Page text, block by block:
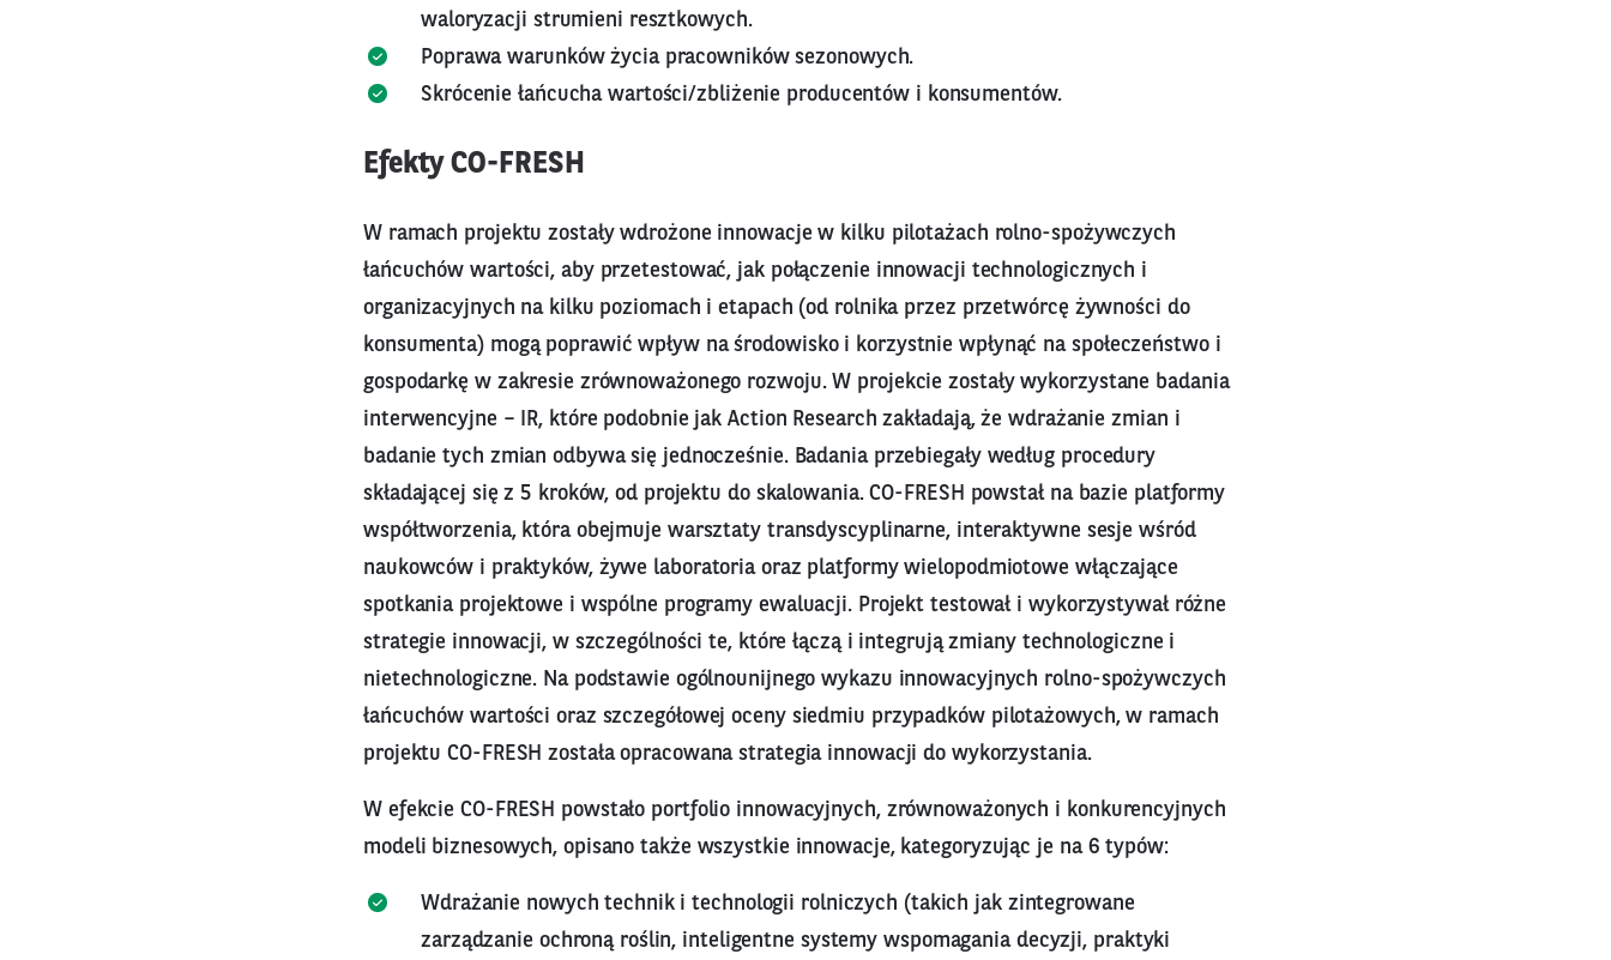
waloryzacji strumieni resztkowych.
Poprawa warunków życia pracowników sezonowych.
Skrócenie łańcucha wartości/zbliżenie producentów i konsumentów.
Efekty CO-FRESH
W ramach projektu zostały wdrożone innowacje w kilku pilotażach rolno-spożywczych
łańcuchów wartości, aby przetestować, jak połączenie innowacji technologicznych i
organizacyjnych na kilku poziomach i etapach (od rolnika przez przetwórcę żywności do
konsumenta) mogą poprawić wpływ na środowisko i korzystnie wpłynąć na społeczeństwo i
gospodarkę w zakresie zrównoważonego rozwoju. W projekcie zostały wykorzystane badania
interwencyjne – IR, które podobnie jak Action Research zakładają, że wdrażanie zmian i
badanie tych zmian odbywa się jednocześnie. Badania przebiegały według procedury
składającej się z 5 kroków, od projektu do skalowania. CO-FRESH powstał na bazie platformy
współtworzenia, która obejmuje warsztaty transdyscyplinarne, interaktywne sesje wśród
naukowców i praktyków, żywe laboratoria oraz platformy wielopodmiotowe włączające
spotkania projektowe i wspólne programy ewaluacji. Projekt testował i wykorzystywał różne
strategie innowacji, w szczególności te, które łączą i integrują zmiany technologiczne i
nietechnologiczne. Na podstawie ogólnounijnego wykazu innowacyjnych rolno-spożywczych
łańcuchów wartości oraz szczegółowej oceny siedmiu przypadków pilotażowych, w ramach
projektu CO-FRESH została opracowana strategia innowacji do wykorzystania.
W efekcie CO-FRESH powstało portfolio innowacyjnych, zrównoważonych i konkurencyjnych
modeli biznesowych, opisano także wszystkie innowacje, kategoryzując je na 6 typów:
Wdrażanie nowych technik i technologii rolniczych (takich jak zintegrowane
zarządzanie ochroną roślin, inteligentne systemy wspomagania decyzji, praktyki